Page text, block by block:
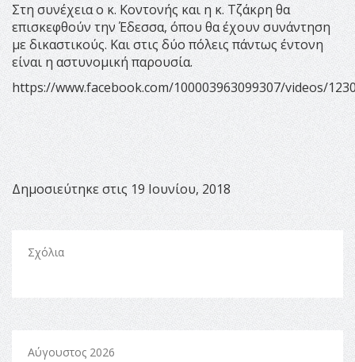
Στη συνέχεια ο κ. Κοντονής και η κ. Τζάκρη θα
επισκεφθούν την Έδεσσα, όπου θα έχουν συνάντηση
με δικαστικούς. Και στις δύο πόλεις πάντως έντονη
είναι η αστυνομική παρουσία.
https://www.facebook.com/100003963099307/videos/
Δημοσιεύτηκε στις 19 Ιουνίου, 2018
Σχόλια
Αύγουστος 2026